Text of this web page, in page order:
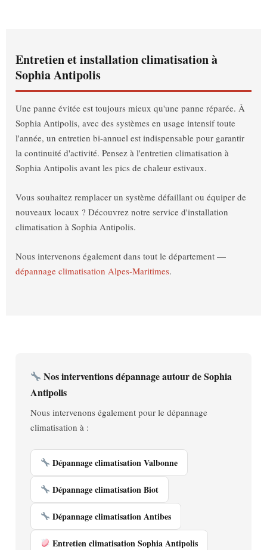
Entretien et installation climatisation à
Sophia Antipolis
Une panne évitée est toujours mieux qu'une panne réparée. À
Sophia Antipolis, avec des systèmes en usage intensif toute
l'année, un entretien bi-annuel est indispensable pour garantir
la continuité d'activité. Pensez à l'entretien climatisation à
Sophia Antipolis avant les pics de chaleur estivaux.
Vous souhaitez remplacer un système défaillant ou équiper de
nouveaux locaux ? Découvrez notre service d'installation
climatisation à Sophia Antipolis.
Nous intervenons également dans tout le département —
dépannage climatisation Alpes-Maritimes.
Nos interventions dépannage autour de Sophia
Antipolis
Nous intervenons également pour le dépannage
climatisation à :
Dépannage climatisation Valbonne
Dépannage climatisation Biot
Dépannage climatisation Antibes
Entretien climatisation Sophia Antipolis